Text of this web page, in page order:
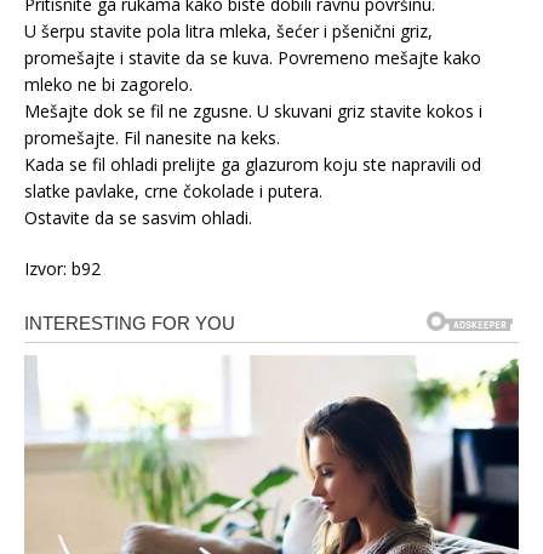
U šerpu stavite pola litra mleka, šećer i pšenični griz,
promešajte i stavite da se kuva. Povremeno mešajte kako
mleko ne bi zagorelo.
Mešajte dok se fil ne zgusne. U skuvani griz stavite kokos i
promešajte. Fil nanesite na keks.
Kada se fil ohladi prelijte ga glazurom koju ste napravili od
slatke pavlake, crne čokolade i putera.
Ostavite da se sasvim ohladi.
Izvor: b92